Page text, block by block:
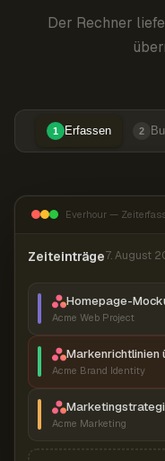
Der Rechner
1 Erfassen 2
Everhour —
Zeiteinträge7. August
Homepage-
Acme Web Project
Markenrichtlinien
Acme Brand Identity
Acme Marketing